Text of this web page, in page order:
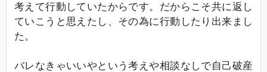
考えて行動していたからです。だからこそ共に返し
ていこうと思えたし、その為に行動したり出来まし
た。
バレなきゃいいやという考えや相談なしで自己破産